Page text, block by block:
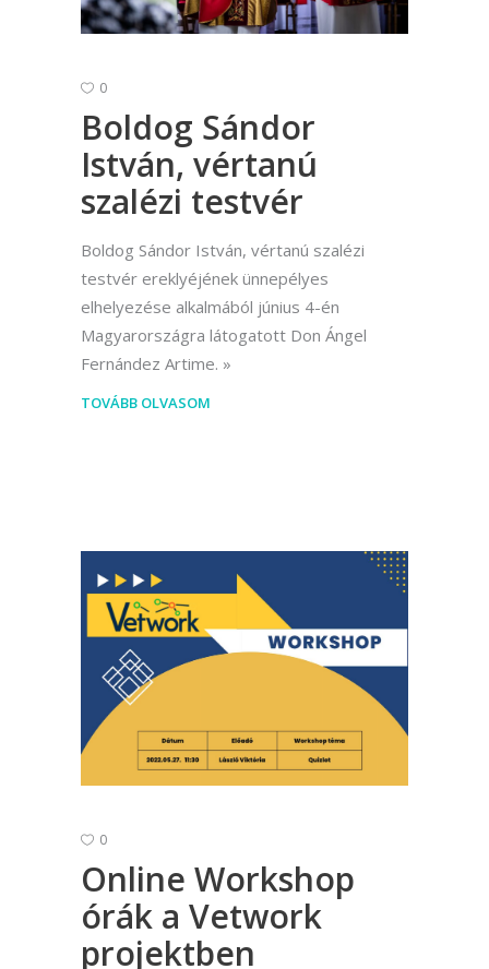
0
Boldog Sándor
István, vértanú
szalézi testvér
Boldog Sándor István, vértanú szalézi
testvér ereklyéjének ünnepélyes
elhelyezése alkalmából június 4-én
Magyarországra látogatott Don Ángel
Fernández Artime.
TOVÁBB OLVASOM
0
Online Workshop
órák a Vetwork
projektben